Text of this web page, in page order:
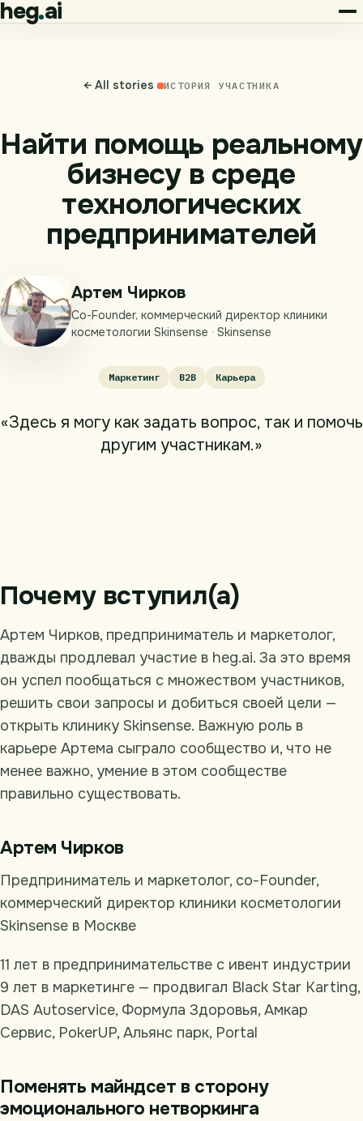
heg ai
← All stories ИСТОРИЯ УЧАСТНИКА
Найти помощь реальному
бизнесу в среде
технологических
предпринимателей
Артем Чирков
Co-Founder, коммерческий директор клиники
косметологии Skinsense · Skinsense
Маркетинг B2B Карьера
«Здесь я могу как задать вопрос, так и помочь
другим участникам.»
Почему вступил(а)
Артем Чирков, предприниматель и маркетолог,
дважды продлевал участие в heg.ai. За это время
он успел пообщаться с множеством участников,
решить свои запросы и добиться своей цели —
открыть клинику Skinsense. Важную роль в
карьере Артема сыграло сообщество и, что не
менее важно, умение в этом сообществе
правильно существовать.
Артем Чирков
Предприниматель и маркетолог, сo-Founder,
коммерческий директор клиники косметологии
Skinsense в Москве
11 лет в предпринимательстве с ивент индустрии
9 лет в маркетинге — продвигал Black Star Karting,
DAS Autoservice, Формула Здоровья, Амкар
Сервис, PokerUP, Альянс парк, Portal
Поменять майндсет в сторону
эмоционального нетворкинга